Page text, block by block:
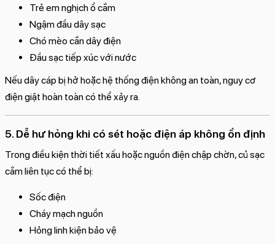
Trẻ em nghịch ổ cắm
Ngậm đầu dây sạc
Chó mèo cắn dây điện
Đầu sạc tiếp xúc với nước
Nếu dây cáp bị hở hoặc hệ thống điện không an toàn, nguy cơ
điện giật hoàn toàn có thể xảy ra.
5. Dễ hư hỏng khi có sét hoặc điện áp không ổn định
Trong điều kiện thời tiết xấu hoặc nguồn điện chập chờn, củ sạc
cắm liên tục có thể bị:
Sốc điện
Cháy mạch nguồn
Hỏng linh kiện bảo vệ